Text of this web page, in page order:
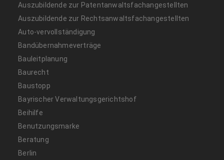
Auszubildende zur Patentanwaltsfachangestellten
Auszubildende zur Rechtsanwaltsfachangestellten
Auto-vervollständigung
Bandübernahmeverträge
Bauleitplanung
Baurecht
Baustopp
Bayrischer Verwaltungsgerichtshof
Beihilfe
Benutzungsmarke
Beratung
Berlin